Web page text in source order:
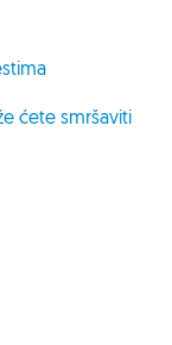
ćete smršaviti